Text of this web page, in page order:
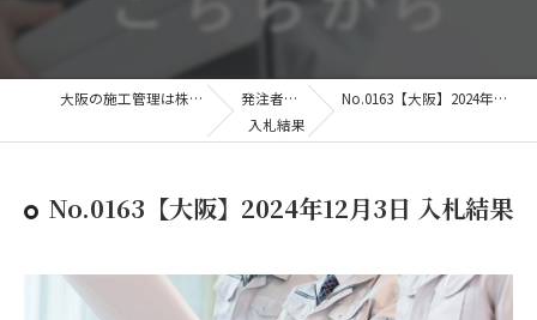
大阪の施工管理は株式会社CAGAMI
発注者支援業務
入札結果
No.0163【大阪】2024年12月3日 入札結果
No.0163【大阪】2024年12月3日 入札結果